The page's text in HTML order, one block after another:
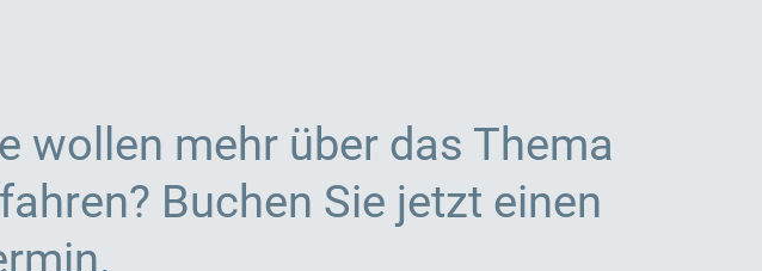
wollen mehr über das Thema
Buchen Sie jetzt einen